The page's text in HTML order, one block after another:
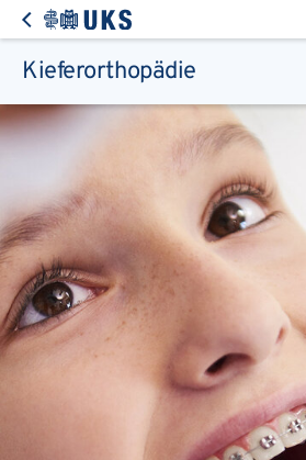
Direkt zum Inhalt springen
Kieferorthopädie
Suchbegriff
Kliniken & medizinische
Zentrallabor
Radiodiagnostik,
Nuklearmedizin &
Strahlentherapie
Spezialisierte
Einrichtungen
Transplantationen
Urologie & Kinderurologie
Patienten & Besucher